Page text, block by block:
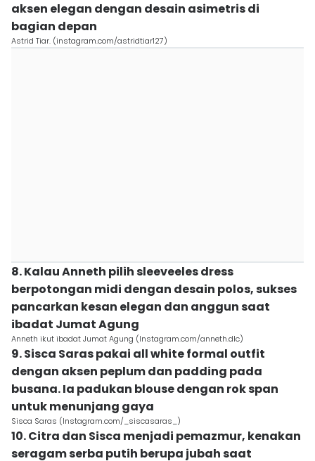
aksen elegan dengan desain asimetris di
bagian depan
Astrid Tiar. (instagram.com/astridtiar127)
8. Kalau Anneth pilih sleeveeles dress
berpotongan midi dengan desain polos, sukses
pancarkan kesan elegan dan anggun saat
ibadat Jumat Agung
Anneth ikut ibadat Jumat Agung (Instagram.com/anneth.dlc)
9. Sisca Saras pakai all white formal outfit
dengan aksen peplum dan padding pada
busana. Ia padukan blouse dengan rok span
untuk menunjang gaya
Sisca Saras (Instagram.com/_siscasaras_)
10. Citra dan Sisca menjadi pemazmur, kenakan
seragam serba putih berupa jubah saat